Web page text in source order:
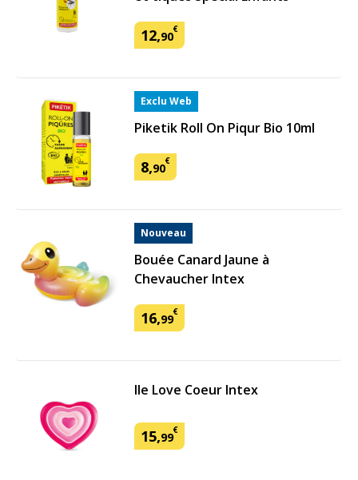
12,90€
Exclu Web
Piketik Roll On Piqur Bio 10ml
8,90€
Nouveau
Bouée Canard Jaune à
Chevaucher Intex
16,99€
Ile Love Coeur Intex
15,99€